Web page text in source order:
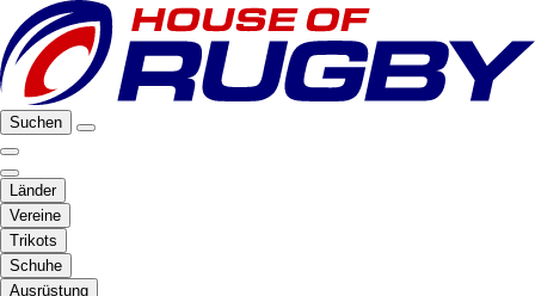
Suchen
Länder
Vereine
Trikots
Schuhe
Ausrüstung